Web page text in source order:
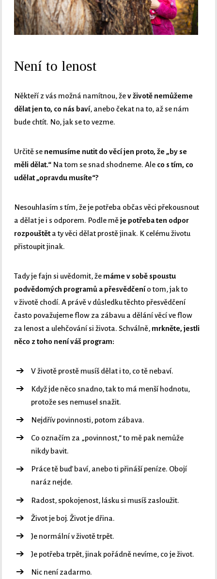
Není to lenost
Někteří z vás možná namítnou, žev životě nemůžeme
dělat jen to, co nás baví, anebo čekat na to, až se nám
bude chtít. No, jak se to vezme.
Určitě se nemusíme nutit do věcí jen proto, že „by se
měli dělat.“ Na tom se snad shodneme. Ale co s tím, co
udělat „opravdu musíte“?
Nesouhlasím s tím, že je potřeba občas věci překousnout
a dělat je i s odporem. Podle měje potřeba ten odpor
rozpouštěta ty věci dělat prostě jinak. K celému životu
přistoupit jinak.
Tady je fajn si uvědomit, že máme v sobě spoustu
podvědomých programů a přesvědčenío tom, jak to
v životě chodí. A právě v důsledku těchto přesvědčení
často považujeme flow za zábavu a dělání věcí ve flow
za lenost a ulehčování si života. Schválně, mrkněte, jestli
něco z toho není váš program:
V životě prostě musíš dělat i to, co tě nebaví.
Když jde něco snadno, tak to má menší hodnotu,
protože ses nemusel snažit.
Nejdřív povinnosti, potom zábava.
Co označím za „povinnost,“ to mě pak nemůže
nikdy bavit.
Práce tě buď baví, anebo ti přináší peníze. Obojí
naráz nejde.
Radost, spokojenost, lásku si musíš zasloužit.
Život je boj. Život je dřina.
Je normální v životě trpět.
Je potřeba trpět, jinak pořádně nevíme, co je život.
Nic není zadarmo.